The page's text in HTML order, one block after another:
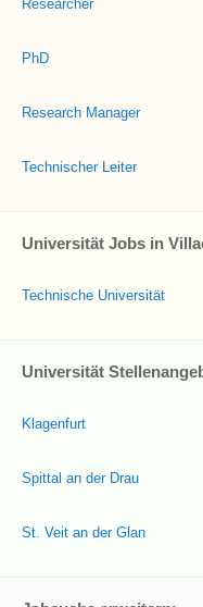
Researcher
PhD
Research Manager
Technischer Leiter
Universität Jobs in
Technische Universität
Universität
Klagenfurt
Spittal an der Drau
St. Veit an der Glan